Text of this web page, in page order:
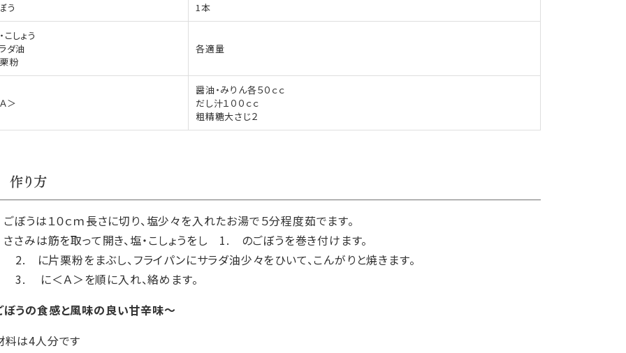
う 1本
こしょう
ダ油
粉
各適量
＞
醤油・みりん各５０ｃｃ
だし汁１００ｃｃ
粗精糖大さじ２
作り方
ぼうは１０ｃｍ長さに切り、塩少々を入れたお湯で５分程度茹でます。
さみは筋を取って開き、塩・こしょうをし 1. のごぼうを巻き付けます。
に片栗粉をまぶし、フライパンにサラダ油少々をひいて、こんがりと焼きます。
に＜Ａ＞を順に入れ、絡めます。
ぼうの食感と風味の良い甘辛味〜
は4人分です